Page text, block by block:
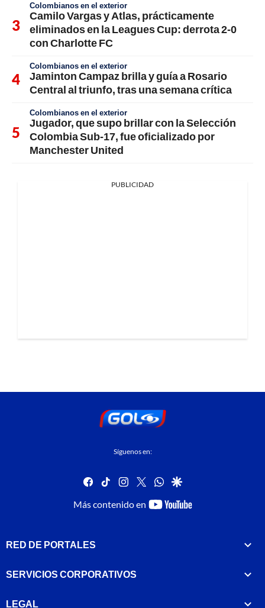
Colombianos en el exterior
Camilo Vargas y Atlas, prácticamente
eliminados en la Leagues Cup: derrota 2-0
con Charlotte FC
Colombianos en el exterior
Jaminton Campaz brilla y guía a Rosario
Central al triunfo, tras una semana crítica
Colombianos en el exterior
Jugador, que supo brillar con la Selección
Colombia Sub-17, fue oficializado por
Manchester United
PUBLICIDAD
Síguenos en:
facebook
tiktok instagram
twitterwhatsapp
google
Más contenido en
youtube-
RED DE PORTALES
SERVICIOS CORPORATIVOS
LEGAL